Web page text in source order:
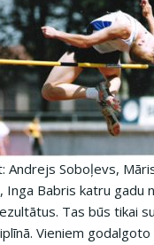
Andrejs Soboļevs,
Inga Babris katru
Tas būs tikai
Vieniem